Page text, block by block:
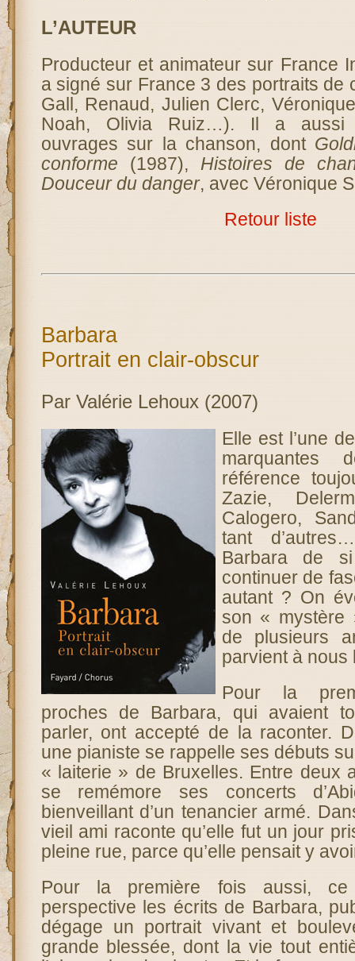
L’AUTEUR
Producteur et animateur sur France
a signé sur France 3 des portraits de
Gall, Renaud, Julien Clerc,
Noah, Olivia Ruiz…). Il a aussi
ouvrages sur la chanson, dont
conforme (1987), Histoires de
Douceur du danger, avec Véronique
Retour liste
Barbara
Portrait en clair-obscur
Par Valérie Lehoux (2007)
Elle est l’une
marquantes
référence
Zazie,
Calogero,
tant
Barbara de
continuer de
autant ? On
son «
de plusieurs
parvient à nous
Pour la
proches de Barbara, qui avaient
parler, ont accepté de la raconter.
une pianiste se rappelle ses débuts
« laiterie » de Bruxelles. Entre deux
se remémore ses concerts
bienveillant d’un tenancier armé.
vieil ami raconte qu’elle fut un jour
pleine rue, parce qu’elle pensait y
Pour la première fois aussi,
perspective les écrits de Barbara,
dégage un portrait vivant et
grande blessée, dont la vie tout